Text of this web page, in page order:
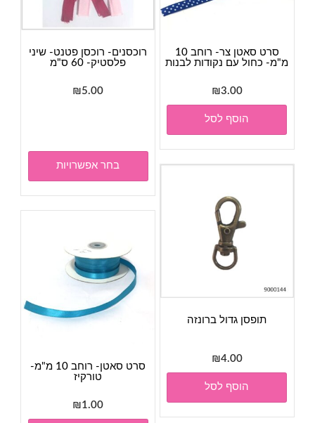
סרט סאטן צר- רוחב 10
מ"מ- כחול עם נקודות לבנות
₪3.00
הוסף לסל
רוכסנים- רוכסן פטנט- שיני
פלסטיק- 60 ס"מ
₪5.00
בחר אפשרויות
תופסן גדול ברונזה
₪4.00
הוסף לסל
סרט סאטן- רוחב 10 מ"מ-
טורקיז
₪1.00